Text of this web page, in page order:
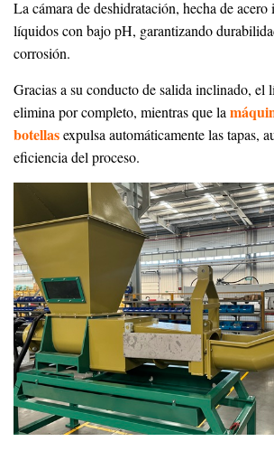
La cámara de deshidratación, hecha de acero
líquidos con bajo pH, garantizando
corrosión.
Gracias a su conducto de salida inclinado, el
elimina por completo, mientras que la
botellasexpulsa automáticamente las tapas,
eficiencia del proceso.